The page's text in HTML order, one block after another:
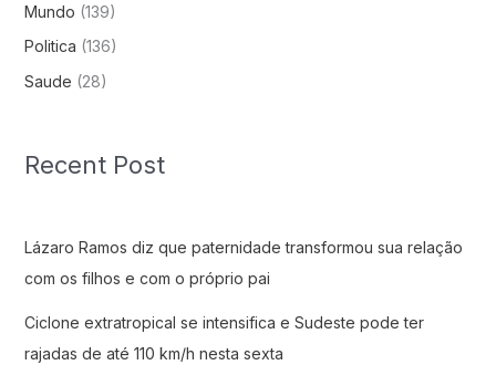
Mundo (139)
Politica (136)
Saude (28)
Recent Post
Lázaro Ramos diz que paternidade transformou sua relação
com os filhos e com o próprio pai
Ciclone extratropical se intensifica e Sudeste pode ter
rajadas de até 110 km/h nesta sexta